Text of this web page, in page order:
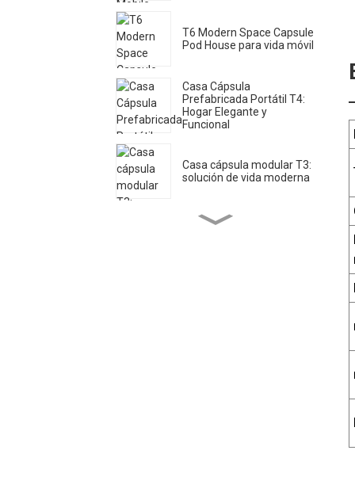
T6 Modern Space Capsule
Pod House para vida móvil
Casa Cápsula
Prefabricada Portátil T4:
Hogar Elegante y
Funcional
Casa cápsula modular T3:
solución de vida moderna
T2, casa cápsula espacial: